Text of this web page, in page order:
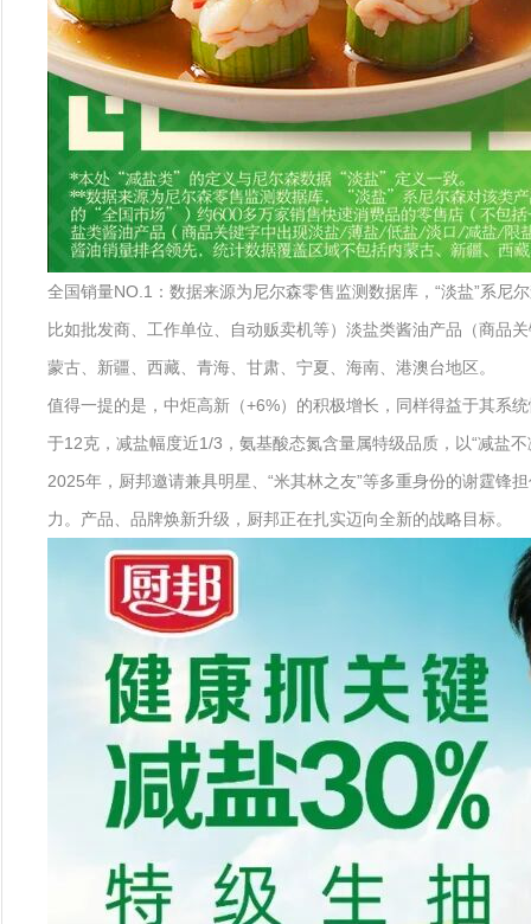
全国销量NO.1：数据来源为尼尔森零售监测数据库，“淡盐”系尼
比如批发商、工作单位、自动贩卖机等）淡盐类酱油产品（商品
蒙古、新疆、西藏、青海、甘肃、宁夏、海南、港澳台地区。
值得一提的是，中炬高新（+6%）的积极增长，同样得益于其系
于12克，减盐幅度近1/3，氨基酸态氮含量属特级品质，以“减盐
2025年，厨邦邀请兼具明星、“米其林之友”等多重身份的谢霆锋
力。产品、品牌焕新升级，厨邦正在扎实迈向全新的战略目标。